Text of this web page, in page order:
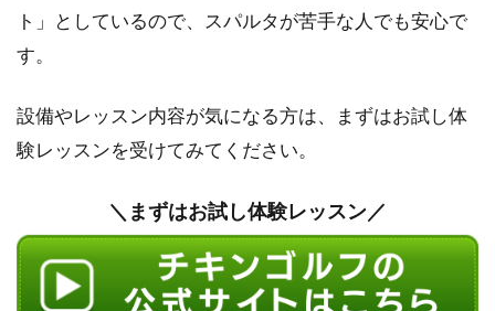
ト」としているので、スパルタが苦手な人でも安心で
す。
設備やレッスン内容が気になる方は、まずはお試し体
験レッスンを受けてみてください。
＼まずはお試し体験レッスン／